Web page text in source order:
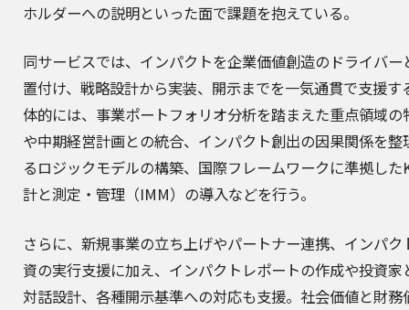
ホルダーへの説明といった面で課題を抱えている。
同サービスでは、インパクトを企業価値創造のドライバー
置付け、戦略設計から実装、開示までを一気通貫で支援す
体的には、事業ポートフォリオ分析を踏まえた重点領域の
や中期経営計画との統合、インパクト創出の因果関係を整
るロジックモデルの構築、国際フレームワークに準拠した
計と測定・管理（IMM）の導入などを行う。
さらに、新規事業の立ち上げやパートナー連携、インパク
資の実行支援に加え、インパクトレポートの作成や投資家
対話設計、各種開示基準への対応も支援。社会価値と財務